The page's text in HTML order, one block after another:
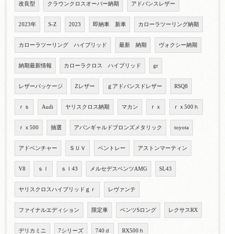
改良型 クラウンクロスオーバー納期 アドバンスレザー
2023年 S-Z 2023 即納車 新車 カローラツーリング納期
カローラツーリング ハイブリッド 最新 納期 ヴォクシー納期
納期最新情報 カローラクロス ハイブリッド gr
レザーパッケージ Zレザー ｇアドバンスドレザー RSQ8
ｒｓ Audi ヤリスクロス納期 マカン ｒｘ ｒｘ500ｈ
ｒｘ500 抽選 アバンギャルドブロンズメタリック toyota
アドベンチャー ＳＵＶ ベントレー アストンマーティン
V8 ｓｌ ｓｌ43 メルセデスベンツAMG SL43
ヤリスクロスハイブリッドｇｒ レヴァンテ
ファイナルエディション 限定車 ベンツSロング レクサスRX
デリカミニ 7シリーズ 740ｄ RX500ｈ